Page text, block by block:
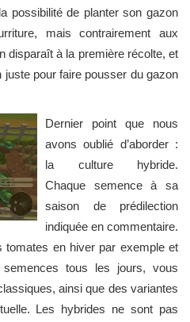
possibilité de planter son gazon
mais contrairement aux
disparaît à la première récolte, et
pour faire pousser du gazon
Dernier point que nous
avons oublié d’aborder :
la culture hybride.
Chaque semence à sa
saison de prédilection
indiquée en commentaire.
tomates en hiver par exemple et
tous les jours, vous
ainsi que des variantes
Les hybrides ne sont pas